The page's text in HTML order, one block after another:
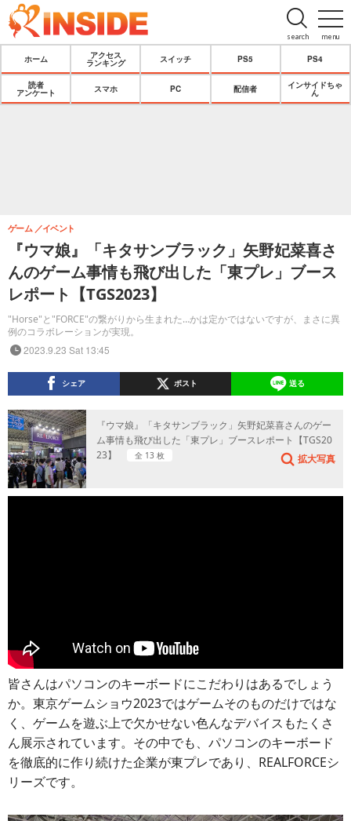
menu
search
ホーム
アクセス
ランキング
スイッチ PS5 PS4
読者
アンケート
スマホ PC 配信者
インサイドちゃ
ん
『ウマ娘』「キタサンブラック」矢野妃菜喜さ
んのゲーム事情も飛び出した「東プレ」ブース
レポート【TGS2023】
"Horse"と"FORCE"の繋がりから生まれた…かは定かではないですが、まさに異
例のコラボレーションが実現。
ゲーム イベント
2023.9.23 Sat 13:45
シェア ポスト 送る
『ウマ娘』「キタサンブラック」矢野妃菜喜さんのゲー
ム事情も飛び出した「東プレ」ブースレポート【TGS20
23】
全 13 枚 拡大写真
皆さんはパソコンのキーボードにこだわりはあるでしょう
か。東京ゲームショウ2023ではゲームそのものだけではな
く、ゲームを遊ぶ上で欠かせない色んなデバイスもたくさ
ん展示されています。その中でも、パソコンのキーボード
を徹底的に作り続けた企業が東プレであり、REALFORCEシ
リーズです。